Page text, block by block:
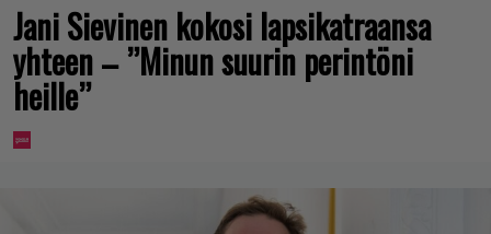
Jani Sievinen kokosi lapsikatraansa
yhteen – ”Minun suurin perintöni
heille”